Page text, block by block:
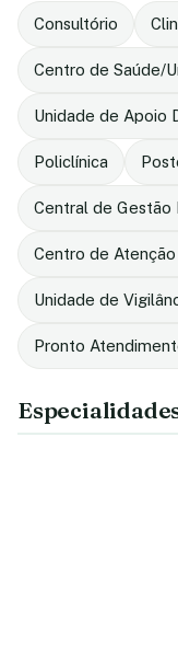
Consultório
Centro de Saúde/
Unidade de Apoio
Policlínica
Central de Gestão
Centro de
Unidade de
Pronto